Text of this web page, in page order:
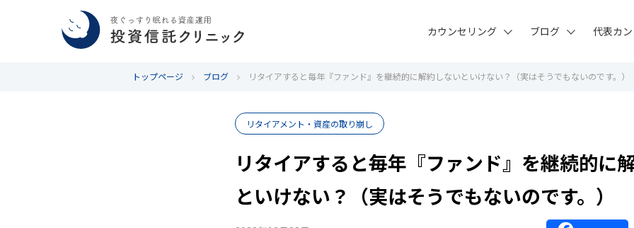
カウンセリング ブログ 代表カ
トップページ ブログ リタイアすると毎年『ファンド』を継続的に解約しないといけない？（実はそうでもないのです。）
リタイアメント・資産の取り崩し
リタイアすると毎年『ファンド』を継続的に
といけない？（実はそうでもないのです。）